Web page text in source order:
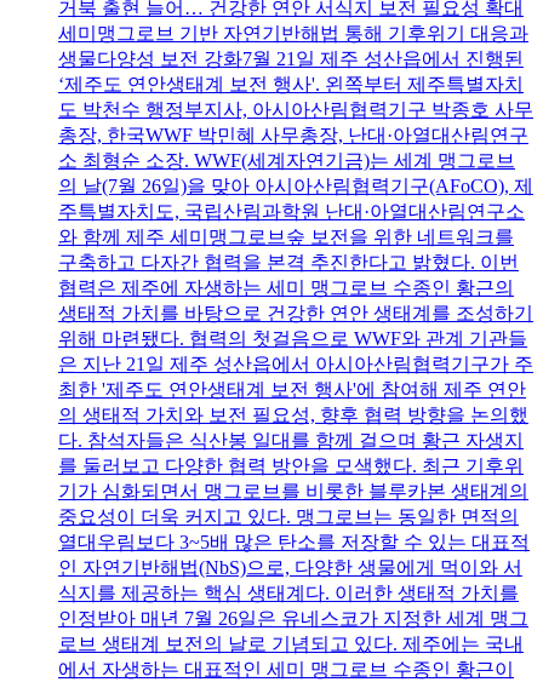
거북 출현 늘어… 건강한 연안 서식지 보전 필요성 확대
세미맹그로브 기반 자연기반해법 통해 기후위기 대응과
생물다양성 보전 강화7월 21일 제주 성산읍에서 진행된
‘제주도 연안생태계 보전 행사'. 왼쪽부터 제주특별자치
도 박천수 행정부지사, 아시아산림협력기구 박종호 사무
총장, 한국WWF 박민혜 사무총장, 난대·아열대산림연구
소 최형순 소장. WWF(세계자연기금)는 세계 맹그로브
의 날(7월 26일)을 맞아 아시아산림협력기구(AFoCO), 제
주특별자치도, 국립산림과학원 난대·아열대산림연구소
와 함께 제주 세미맹그로브숲 보전을 위한 네트워크를
구축하고 다자간 협력을 본격 추진한다고 밝혔다. 이번
협력은 제주에 자생하는 세미 맹그로브 수종인 황근의
생태적 가치를 바탕으로 건강한 연안 생태계를 조성하기
위해 마련됐다. 협력의 첫걸음으로 WWF와 관계 기관들
은 지난 21일 제주 성산읍에서 아시아산림협력기구가 주
최한 '제주도 연안생태계 보전 행사'에 참여해 제주 연안
의 생태적 가치와 보전 필요성, 향후 협력 방향을 논의했
다. 참석자들은 식산봉 일대를 함께 걸으며 황근 자생지
를 둘러보고 다양한 협력 방안을 모색했다. 최근 기후위
기가 심화되면서 맹그로브를 비롯한 블루카본 생태계의
중요성이 더욱 커지고 있다. 맹그로브는 동일한 면적의
열대우림보다 3~5배 많은 탄소를 저장할 수 있는 대표적
인 자연기반해법(NbS)으로, 다양한 생물에게 먹이와 서
식지를 제공하는 핵심 생태계다. 이러한 생태적 가치를
인정받아 매년 7월 26일은 유네스코가 지정한 세계 맹그
로브 생태계 보전의 날로 기념되고 있다. 제주에는 국내
에서 자생하는 대표적인 세미 맹그로브 수종인 황근이